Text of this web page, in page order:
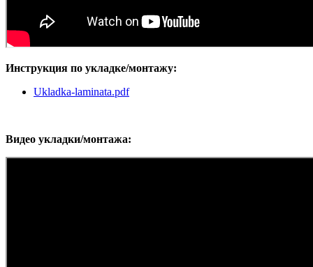
Инструкция по укладке/монтажу:
Ukladka-laminata.pdf
Видео укладки/монтажа: